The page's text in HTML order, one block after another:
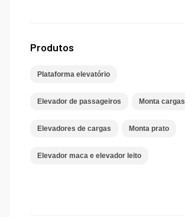
Produtos
Plataforma elevatório
Elevador de passageiros Monta cargas
Elevadores de cargas Monta prato
Elevador maca e elevador leito